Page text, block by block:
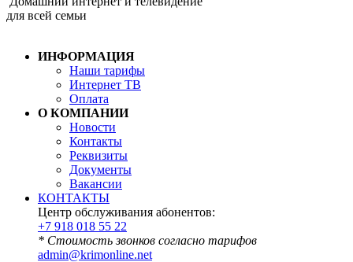
для всей семьи
ИНФОРМАЦИЯ
Наши тарифы
Интернет ТВ
Оплата
О КОМПАНИИ
Новости
Контакты
Реквизиты
Документы
Вакансии
КОНТАКТЫ
Центр обслуживания абонентов:
+7 918 018 55 22
* Стоимость звонков согласно тарифов
admin@krimonline.net